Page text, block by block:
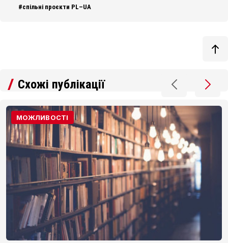
#спільні проєкти PL–UA
Схожі публікації
МОЖЛИВОСТІ